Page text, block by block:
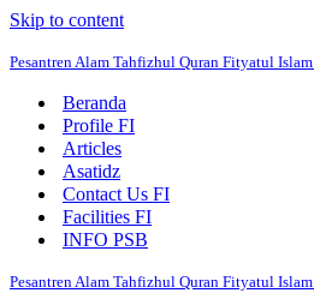
Skip to content
Pesantren Alam Tahfizhul Quran Fityatul
Beranda
Profile FI
Articles
Asatidz
Contact Us FI
Facilities FI
INFO PSB
Pesantren Alam Tahfizhul Quran Fityatul